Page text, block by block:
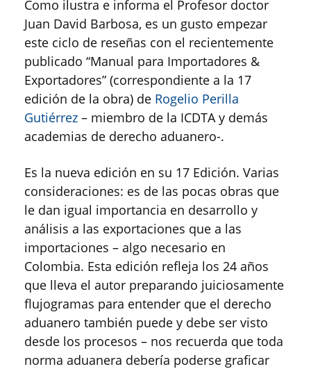
Como ilustra e informa el Profesor doctor
Juan David Barbosa, es un gusto empezar
este ciclo de reseñas con el recientemente
publicado “Manual para Importadores &
Exportadores” (correspondiente a la 17
edición de la obra) de Rogelio Perilla
Gutiérrez – miembro de la ICDTA y demás
academias de derecho aduanero-.
Es la nueva edición en su 17 Edición. Varias
consideraciones: es de las pocas obras que
le dan igual importancia en desarrollo y
análisis a las exportaciones que a las
importaciones – algo necesario en
Colombia. Esta edición refleja los 24 años
que lleva el autor preparando juiciosamente
flujogramas para entender que el derecho
aduanero también puede y debe ser visto
desde los procesos – nos recuerda que toda
norma aduanera debería poderse graficar